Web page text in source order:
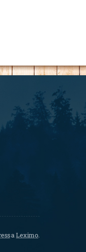
aLeximo.